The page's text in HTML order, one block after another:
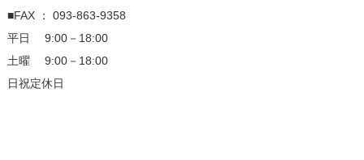
■FAX ： 093-863-9358
平日 9:00－18:00
土曜 9:00－18:00
日祝定休日